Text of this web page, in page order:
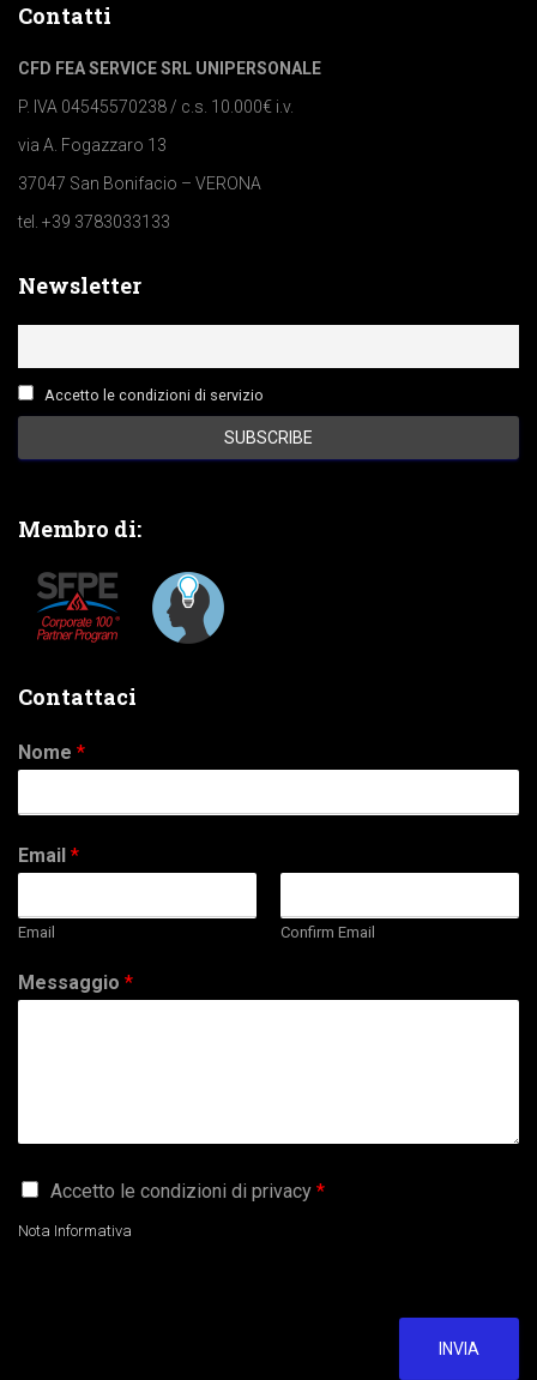
Contatti
CFD FEA SERVICE SRL UNIPERSONALE
P. IVA 04545570238 / c.s. 10.000€ i.v.
via A. Fogazzaro 13
37047 San Bonifacio – VERONA
tel. +39 3783033133
Newsletter
Accetto le condizioni di servizio
Membro di:
Contattaci
Nome *
Email *
Email Confirm Email
Messaggio *
G
P
Accetto le condizioni di privacy *
Nota Informativa
INVIA